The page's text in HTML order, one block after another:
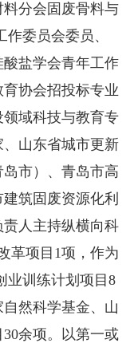
分会固废骨料与
委员会委员、
盐学会青年工作
协会招投标专业
域科技与教育专
山东省城市更新
市）、青岛市高
筑固废资源化利
人主持纵横向科
革项目1项，作为
业训练计划项目8
然科学基金、山
余项。以第一或